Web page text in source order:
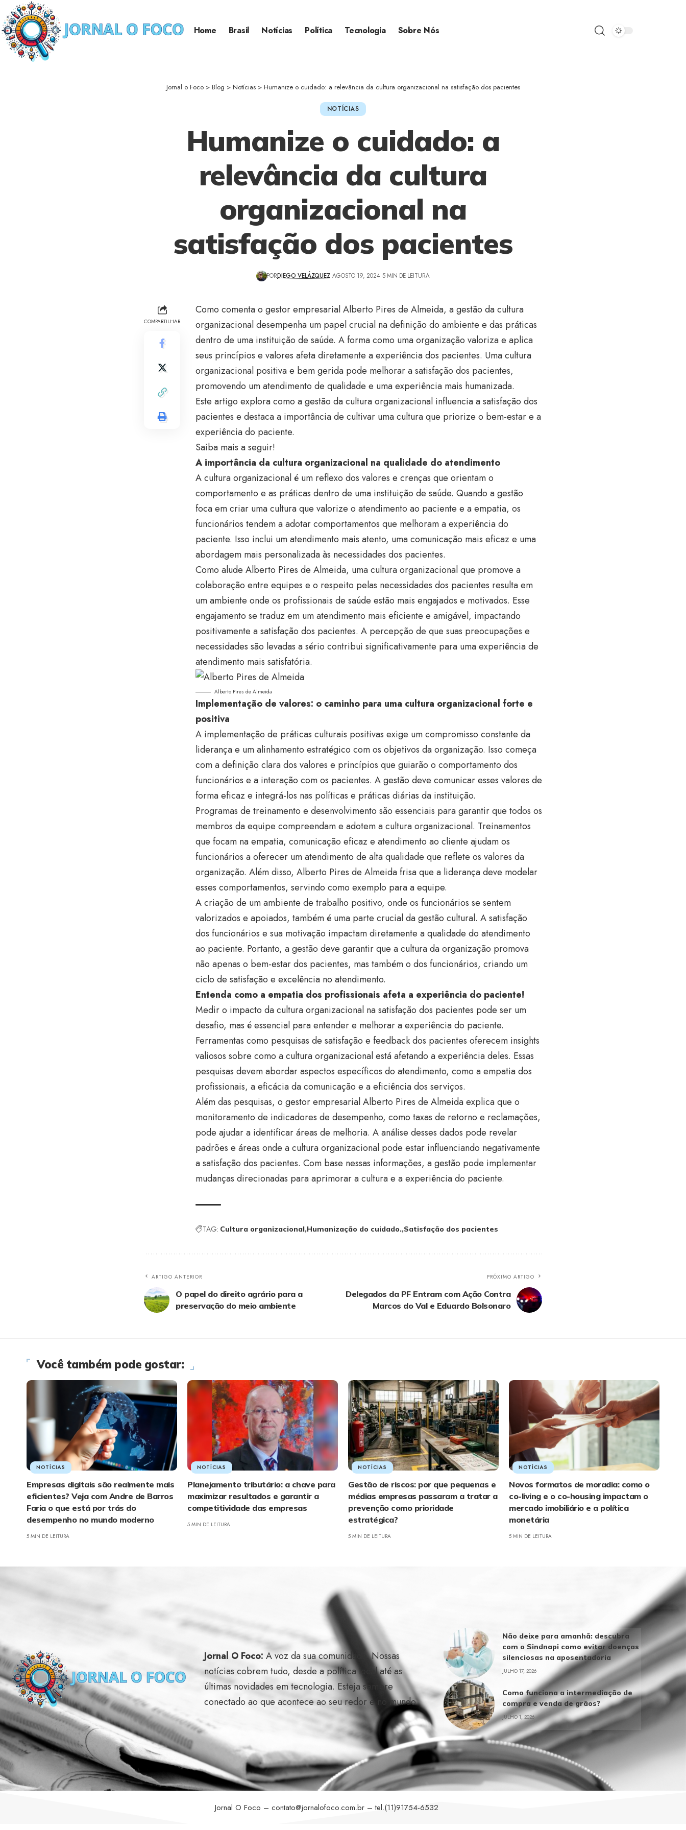
Home Brasil Notícias Política Tecnologia Sobre Nós
Jornal o Foco> Blog > Notícias> Humanize o cuidado: a relevância da cultura organizacional na satisfação dos pacientes
NOTÍCIAS
Humanize o cuidado: a
relevância da cultura
organizacional na
satisfação dos pacientes
PORDIEGO VELÁZQUEZ AGOSTO 19, 2024 5 MIN DE LEITURA
COMPARTILHAR
Como comenta o gestor empresarial Alberto Pires de Almeida, a gestão da cultura
organizacional desempenha um papel crucial na definição do ambiente e das práticas
dentro de uma instituição de saúde. A forma como uma organização valoriza e aplica
seus princípios e valores afeta diretamente a experiência dos pacientes. Uma cultura
organizacional positiva e bem gerida pode melhorar a satisfação dos pacientes,
promovendo um atendimento de qualidade e uma experiência mais humanizada.
Este artigo explora como a gestão da cultura organizacional influencia a satisfação dos
pacientes e destaca a importância de cultivar uma cultura que priorize o bem-estar e a
experiência do paciente.
Saiba mais a seguir!
A importância da cultura organizacional na qualidade do atendimento
A cultura organizacional é um reflexo dos valores e crenças que orientam o
comportamento e as práticas dentro de uma instituição de saúde. Quando a gestão
foca em criar uma cultura que valorize o atendimento ao paciente e a empatia, os
funcionários tendem a adotar comportamentos que melhoram a experiência do
paciente. Isso inclui um atendimento mais atento, uma comunicação mais eficaz e uma
abordagem mais personalizada às necessidades dos pacientes.
Como alude Alberto Pires de Almeida, uma cultura organizacional que promove a
colaboração entre equipes e o respeito pelas necessidades dos pacientes resulta em
um ambiente onde os profissionais de saúde estão mais engajados e motivados. Esse
engajamento se traduz em um atendimento mais eficiente e amigável, impactando
positivamente a satisfação dos pacientes. A percepção de que suas preocupações e
necessidades são levadas a sério contribui significativamente para uma experiência de
atendimento mais satisfatória.
Alberto Pires de Almeida
Implementação de valores: o caminho para uma cultura organizacional forte e
positiva
A implementação de práticas culturais positivas exige um compromisso constante da
liderança e um alinhamento estratégico com os objetivos da organização. Isso começa
com a definição clara dos valores e princípios que guiarão o comportamento dos
funcionários e a interação com os pacientes. A gestão deve comunicar esses valores de
forma eficaz e integrá-los nas políticas e práticas diárias da instituição.
Programas de treinamento e desenvolvimento são essenciais para garantir que todos os
membros da equipe compreendam e adotem a cultura organizacional. Treinamentos
que focam na empatia, comunicação eficaz e atendimento ao cliente ajudam os
funcionários a oferecer um atendimento de alta qualidade que reflete os valores da
organização. Além disso, Alberto Pires de Almeida frisa que a liderança deve modelar
esses comportamentos, servindo como exemplo para a equipe.
A criação de um ambiente de trabalho positivo, onde os funcionários se sentem
valorizados e apoiados, também é uma parte crucial da gestão cultural. A satisfação
dos funcionários e sua motivação impactam diretamente a qualidade do atendimento
ao paciente. Portanto, a gestão deve garantir que a cultura da organização promova
não apenas o bem-estar dos pacientes, mas também o dos funcionários, criando um
ciclo de satisfação e excelência no atendimento.
Entenda como a empatia dos profissionais afeta a experiência do paciente!
Medir o impacto da cultura organizacional na satisfação dos pacientes pode ser um
desafio, mas é essencial para entender e melhorar a experiência do paciente.
Ferramentas como pesquisas de satisfação e feedback dos pacientes oferecem insights
valiosos sobre como a cultura organizacional está afetando a experiência deles. Essas
pesquisas devem abordar aspectos específicos do atendimento, como a empatia dos
profissionais, a eficácia da comunicação e a eficiência dos serviços.
Além das pesquisas, o gestor empresarial Alberto Pires de Almeida explica que o
monitoramento de indicadores de desempenho, como taxas de retorno e reclamações,
pode ajudar a identificar áreas de melhoria. A análise desses dados pode revelar
padrões e áreas onde a cultura organizacional pode estar influenciando negativamente
a satisfação dos pacientes. Com base nessas informações, a gestão pode implementar
mudanças direcionadas para aprimorar a cultura e a experiência do paciente.
TAG: Cultura organizacional Humanização do cuidado. Satisfação dos pacientes
ARTIGO ANTERIOR
O papel do direito agrário para a
preservação do meio ambiente
PRÓXIMO ARTIGO
Delegados da PF Entram com Ação Contra
Marcos do Val e Eduardo Bolsonaro
Você também pode gostar:
NOTÍCIAS
Empresas digitais são realmente mais
eficientes? Veja com Andre de Barros
Faria o que está por trás do
desempenho no mundo moderno
5 MIN DE LEITURA
NOTÍCIAS
Planejamento tributário: a chave para
maximizar resultados e garantir a
competitividade das empresas
5 MIN DE LEITURA
NOTÍCIAS
Gestão de riscos: por que pequenas e
médias empresas passaram a tratar a
prevenção como prioridade
estratégica?
5 MIN DE LEITURA
NOTÍCIAS
Novos formatos de moradia: como o
co-living e o co-housing impactam o
mercado imobiliário e a política
monetária
5 MIN DE LEITURA
Jornal O Foco: A voz da sua comunidade. Nossas
notícias cobrem tudo, desde a política local até as
últimas novidades em tecnologia. Esteja sempre
conectado ao que acontece ao seu redor e no mundo.
Não deixe para amanhã: descubra
com o Sindnapi como evitar doenças
silenciosas na aposentadoria
JULHO 17, 2026
Como funciona a intermediação de
compra e venda de grãos?
JULHO 1, 2026
Jornal O Foco – contato@jornalofoco.com.br– tel.(11)91754-6532